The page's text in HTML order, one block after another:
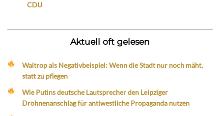
CDU
Aktuell oft gelesen
Waltrop als Negativbeispiel: Wenn die Stadt nur noch mäht,
statt zu pflegen
Wie Putins deutsche Lautsprecher den Leipziger
Drohnenanschlag für antiwestliche Propaganda nutzen